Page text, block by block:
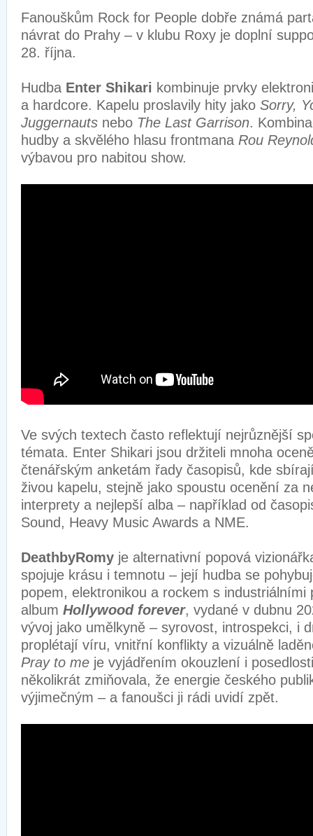
Fanouškům Rock for People dobře známá
návrat do Prahy – v klubu Roxy je doplní
28. října.
Hudba Enter Shikari kombinuje prvky
a hardcore. Kapelu proslavily hity jako Sorry,
Juggernauts nebo The Last Garrison.
hudby a skvělého hlasu frontmana Rou
výbavou pro nabitou show.
Ve svých textech často reflektují nejrůznější
témata. Enter Shikari jsou držiteli mnoha
čtenářským anketám řady časopisů, kde
živou kapelu, stejně jako spoustu ocenění za
interprety a nejlepší alba – například od
Sound, Heavy Music Awards a NME.
DeathbyRomy je alternativní popová
spojuje krásu i temnotu – její hudba se
popem, elektronikou a rockem s industriálními
album Hollywood forever, vydané v dubnu
vývoj jako umělkyně – syrovost, introspekci, i
proplétají víru, vnitřní konflikty a vizuálně
Pray to me je vyjádřením okouzlení i
několikrát zmiňovala, že energie českého
výjimečným – a fanoušci ji rádi uvidí zpět.